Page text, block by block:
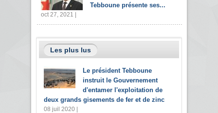
Tebboune présente ses...
oct 27, 2021 |
Les plus lus
Le président Tebboune
instruit le Gouvernement
d'entamer l'exploitation de
deux grands gisements de fer et de zinc
08 juil 2020 |